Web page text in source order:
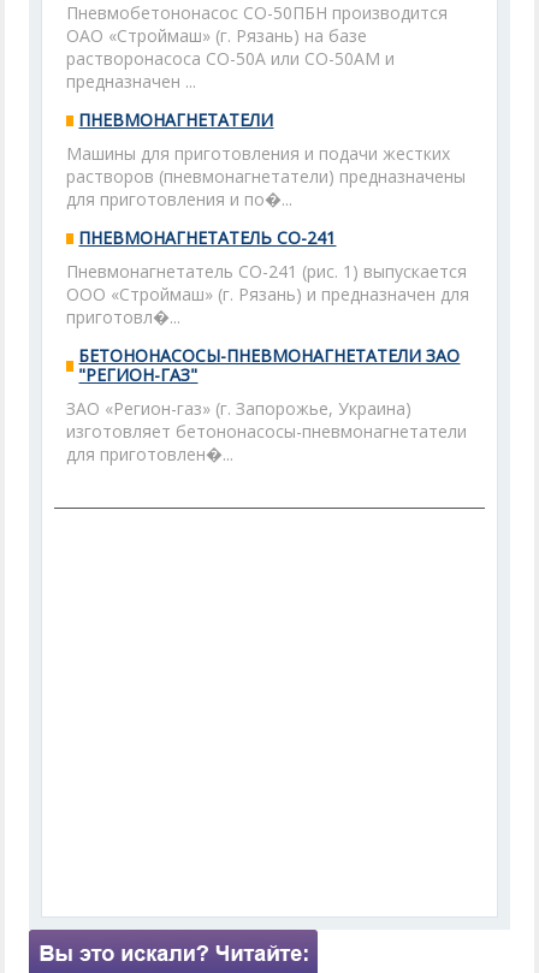
Пневмобетононасос СО-50ПБН производится
ОАО «Строймаш» (г. Рязань) на базе
растворонасоса СО-50А или СО-50АМ и
предназначен ...
ПНЕВМОНАГНЕТАТЕЛИ
Машины для приготовления и подачи жестких
растворов (пневмонагнетатели) предназначены
для приготовления и по�...
ПНЕВМОНАГНЕТАТЕЛЬ СО-241
Пневмонагнетатель СО-241 (рис. 1) выпускается
ООО «Строймаш» (г. Рязань) и предназначен для
приготовл�...
БЕТОНОНАСОСЫ-ПНЕВМОНАГНЕТАТЕЛИ ЗАО
"РЕГИОН-ГАЗ"
ЗАО «Регион-газ» (г. Запорожье, Украина)
изготовляет бетононасосы-пневмонагнетатели
для приготовлен�...